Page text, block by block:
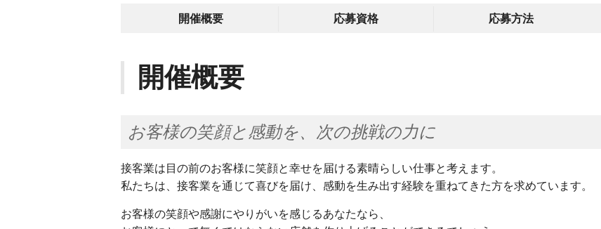
開催概要 応募資格 応募方法
開催概要
お客様の笑顔と感動を、次の挑戦の力に
接客業は目の前のお客様に笑顔と幸せを届ける素晴らしい仕事と考えます。
私たちは、接客業を通じて喜びを届け、感動を生み出す経験を重ねてきた方を求めています。
お客様の笑顔や感謝にやりがいを感じるあなたなら、